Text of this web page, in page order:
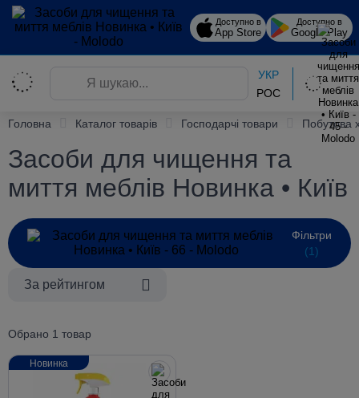
Доступно в
App Store
Доступно в
Google Play
УКР
РОС
Головна Каталог товарів Господарчі товари Побутова
Засоби для чищення та
миття меблів Новинка • Київ
Фільтри
(1)
За рейтингом
Обрано 1 товар
Новинка